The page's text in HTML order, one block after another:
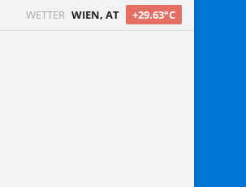
WETTER WIEN, AT +29.63°C